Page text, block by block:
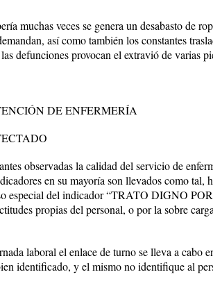
muchas veces se genera un desabasto de
así como también los constantes
defunciones provocan el extravió de varias
DE ENFERMERÍA
observadas la calidad del servicio de
en su mayoría son llevados como tal,
especial del indicador “TRATO DIGNO
propias del personal, o por la sobre
laboral el enlace de turno se lleva a cabo
identificado, y el mismo no identifique al